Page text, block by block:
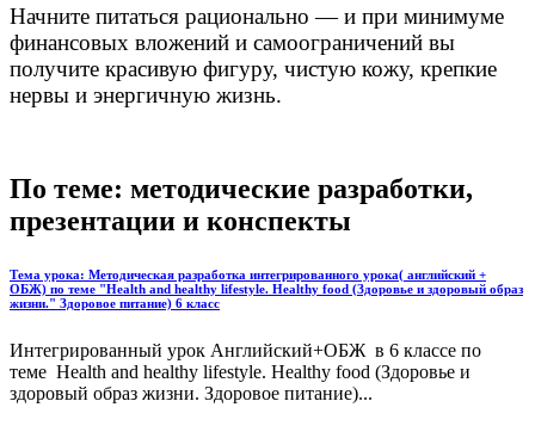
Начните питаться рационально — и при минимуме
финансовых вложений и самоограничений вы
получите красивую фигуру, чистую кожу, крепкие
нервы и энергичную жизнь.
По теме: методические разработки,
презентации и конспекты
Тема урока: Методическая разработка интегрированного урока( английский +
ОБЖ) по теме "Health and healthy lifestyle. Healthy food (Здоровье и здоровый образ
жизни." Здоровое питание) 6 класс
Интегрированный урок Английский+ОБЖ в 6 классе по
теме Health and healthy lifestyle. Healthy food (Здоровье и
здоровый образ жизни. Здоровое питание)...